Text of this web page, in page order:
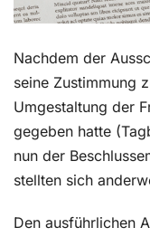
Nachdem der
seine Zustimmung
Umgestaltung der
gegeben hatte
nun der
stellten sich
Den ausführlichen